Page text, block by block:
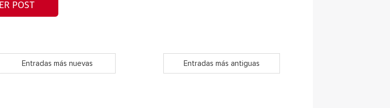
POST
Entradas más nuevas Entradas más antiguas